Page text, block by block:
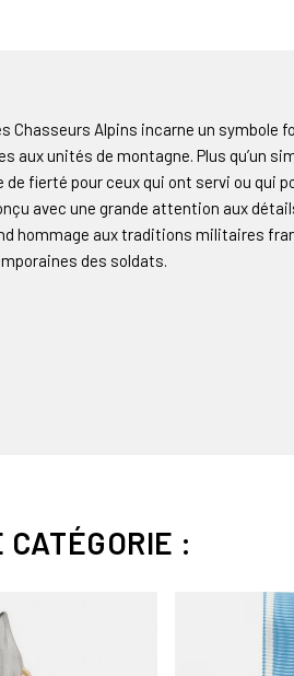
Chasseurs Alpins incarne un symbole
aux unités de montagne. Plus qu’un
de fierté pour ceux qui ont servi ou qui
avec une grande attention aux
hommage aux traditions militaires
des soldats.
: